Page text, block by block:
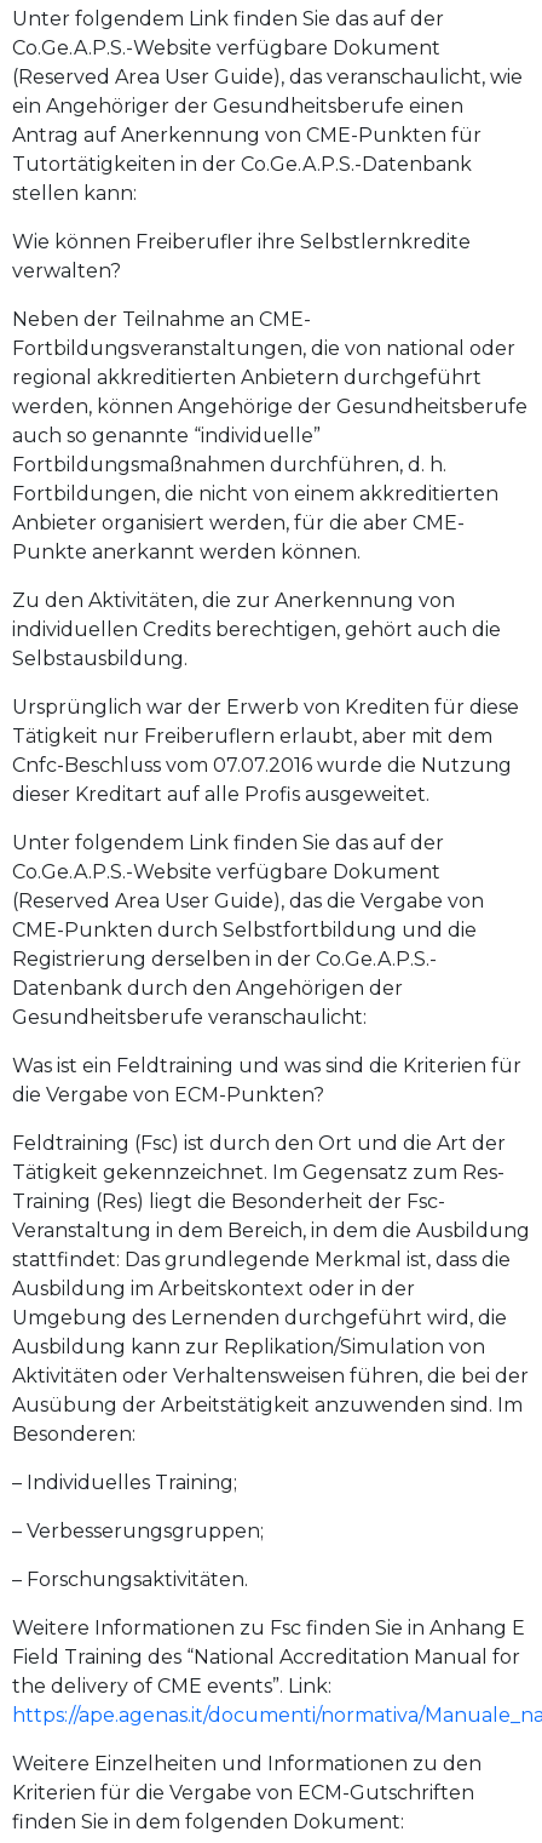
Unter folgendem Link finden Sie das auf der
Co.Ge.A.P.S.-Website verfügbare Dokument
(Reserved Area User Guide), das veranschaulicht, wie
ein Angehöriger der Gesundheitsberufe einen
Antrag auf Anerkennung von CME-Punkten für
Tutortätigkeiten in der Co.Ge.A.P.S.-Datenbank
stellen kann:
Wie können Freiberufler ihre Selbstlernkredite
verwalten?
Neben der Teilnahme an CME-
Fortbildungsveranstaltungen, die von national oder
regional akkreditierten Anbietern durchgeführt
werden, können Angehörige der Gesundheitsberufe
auch so genannte “individuelle”
Fortbildungsmaßnahmen durchführen, d. h.
Fortbildungen, die nicht von einem akkreditierten
Anbieter organisiert werden, für die aber CME-
Punkte anerkannt werden können.
Zu den Aktivitäten, die zur Anerkennung von
individuellen Credits berechtigen, gehört auch die
Selbstausbildung.
Ursprünglich war der Erwerb von Krediten für diese
Tätigkeit nur Freiberuflern erlaubt, aber mit dem
Cnfc-Beschluss vom 07.07.2016 wurde die Nutzung
dieser Kreditart auf alle Profis ausgeweitet.
Unter folgendem Link finden Sie das auf der
Co.Ge.A.P.S.-Website verfügbare Dokument
(Reserved Area User Guide), das die Vergabe von
CME-Punkten durch Selbstfortbildung und die
Registrierung derselben in der Co.Ge.A.P.S.-
Datenbank durch den Angehörigen der
Gesundheitsberufe veranschaulicht:
Was ist ein Feldtraining und was sind die Kriterien für
die Vergabe von ECM-Punkten?
Feldtraining (Fsc) ist durch den Ort und die Art der
Tätigkeit gekennzeichnet. Im Gegensatz zum Res-
Training (Res) liegt die Besonderheit der Fsc-
Veranstaltung in dem Bereich, in dem die Ausbildung
stattfindet: Das grundlegende Merkmal ist, dass die
Ausbildung im Arbeitskontext oder in der
Umgebung des Lernenden durchgeführt wird, die
Ausbildung kann zur Replikation/Simulation von
Aktivitäten oder Verhaltensweisen führen, die bei der
Ausübung der Arbeitstätigkeit anzuwenden sind. Im
Besonderen:
– Individuelles Training;
– Verbesserungsgruppen;
– Forschungsaktivitäten.
Weitere Informationen zu Fsc finden Sie in Anhang E
Field Training des “National Accreditation Manual for
the delivery of CME events”. Link:
https://ape.agenas.it/documenti/normativa/
Weitere Einzelheiten und Informationen zu den
Kriterien für die Vergabe von ECM-Gutschriften
finden Sie in dem folgenden Dokument: